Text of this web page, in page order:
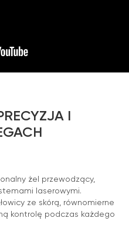
I
żel przewodzący,
laserowymi.
ze skórą, równomierne
kontrolę podczas każdego